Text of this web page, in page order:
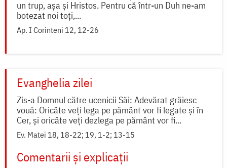
un trup, așa și Hristos. Pentru că într-un Duh ne-am
botezat noi toți,...
Ap. I Corinteni 12, 12-26
Evanghelia zilei
Zis-a Domnul către ucenicii Săi: Adevărat grăiesc
vouă: Oricâte veți lega pe pământ vor fi legate și în
Cer, și oricâte veți dezlega pe pământ vor fi...
Ev. Matei 18, 18-22; 19, 1-2; 13-15
Comentarii și explicații